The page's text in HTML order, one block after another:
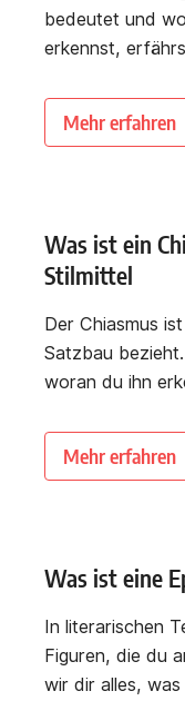
bedeutet und
erkennst,
Mehr erfahren
Was ist ein
Stilmittel
Der Chiasmus
Satzbau
woran du ihn
Mehr erfahren
Was ist eine
In literarischen
Figuren, die du
wir dir alles,